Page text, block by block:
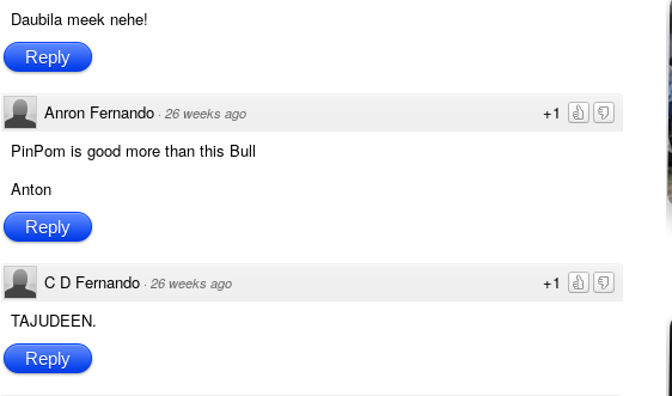
Daubila meek nehe!
Reply
+1
Anron Fernando · 26 weeks ago
PinPom is good more than this Bull
Anton
Reply
+1
C D Fernando · 26 weeks ago
TAJUDEEN.
Reply